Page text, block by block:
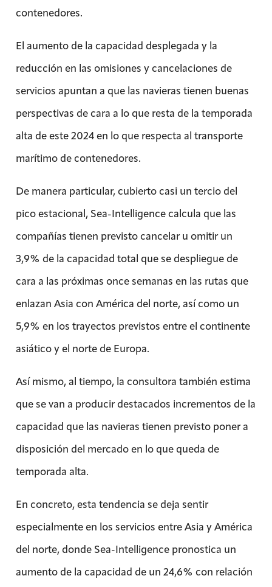
contenedores.
El aumento de la capacidad desplegada y la
reducción en las omisiones y cancelaciones de
servicios apuntan a que las navieras tienen buenas
perspectivas de cara a lo que resta de la temporada
alta de este 2024 en lo que respecta al transporte
marítimo de contenedores.
De manera particular, cubierto casi un tercio del
pico estacional, Sea-Intelligence calcula que las
compañías tienen previsto cancelar u omitir un
3,9% de la capacidad total que se despliegue de
cara a las próximas once semanas en las rutas que
enlazan Asia con América del norte, así como un
5,9% en los trayectos previstos entre el continente
asiático y el norte de Europa.
Así mismo, al tiempo, la consultora también estima
que se van a producir destacados incrementos de la
capacidad que las navieras tienen previsto poner a
disposición del mercado en lo que queda de
temporada alta.
En concreto, esta tendencia se deja sentir
especialmente en los servicios entre Asia y América
del norte, donde Sea-Intelligence pronostica un
aumento de la capacidad de un 24,6% con relación